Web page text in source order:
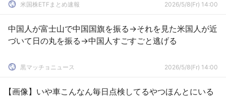
米国株ETFまとめ速報 2026/5/8(Fr) 14:00
中国人が富士山で中国国旗を振る→それを見た米国人が近
づいて日の丸を振る→中国人すごすごと逃げる
黒マッチョニュース 2026/5/8(Fr) 14:00
【画像】いや車こんなん毎日点検してるやつほんとにいる